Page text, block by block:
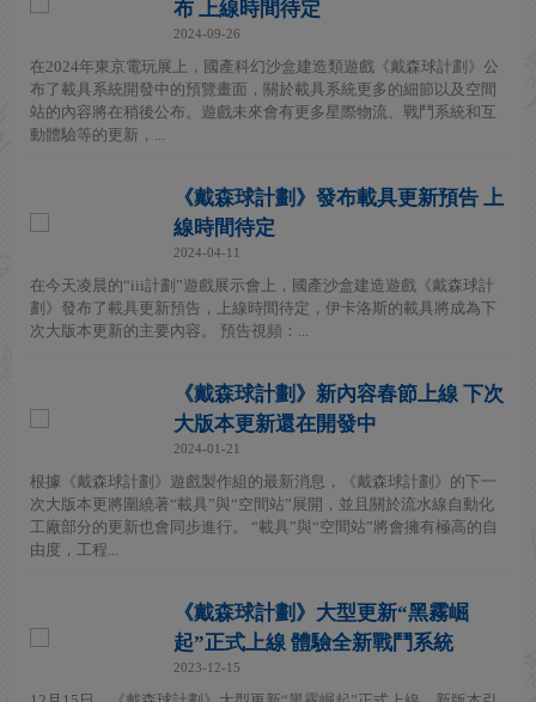
布 上線時間待定
2024-09-26
在2024年東京電玩展上，國產科幻沙盒建造類遊戲《戴森球計劃》公
布了載具系統開發中的預覽畫面，關於載具系統更多的細節以及空間
站的內容將在稍後公布。遊戲未來會有更多星際物流、戰鬥系統和互
動體驗等的更新，...
《戴森球計劃》發布載具更新預告 上
線時間待定
2024-04-11
在今天凌晨的“iii計劃”遊戲展示會上，國產沙盒建造遊戲《戴森球計
劃》發布了載具更新預告，上線時間待定，伊卡洛斯的載具將成為下
次大版本更新的主要內容。 預告視頻：...
《戴森球計劃》新內容春節上線 下次
大版本更新還在開發中
2024-01-21
根據《戴森球計劃》遊戲製作組的最新消息，《戴森球計劃》的下一
次大版本更將圍繞著“載具”與“空間站”展開，並且關於流水線自動化
工廠部分的更新也會同步進行。 “載具”與“空間站”將會擁有極高的自
由度，工程...
《戴森球計劃》大型更新“黑霧崛
起”正式上線 體驗全新戰鬥系統
2023-12-15